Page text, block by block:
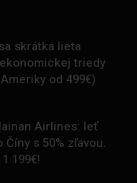
skrátka lieta
triedy
od 499€)
Airlines: leť
s 50% zľavou.
199€!